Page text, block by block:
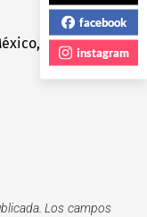
cerca de
Los campos
facebook
instagram